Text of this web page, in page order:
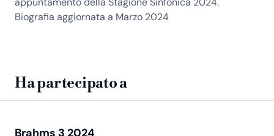
Biografia aggiornata a Marzo 2024
Ha partecipato a
Brahms 3 2024